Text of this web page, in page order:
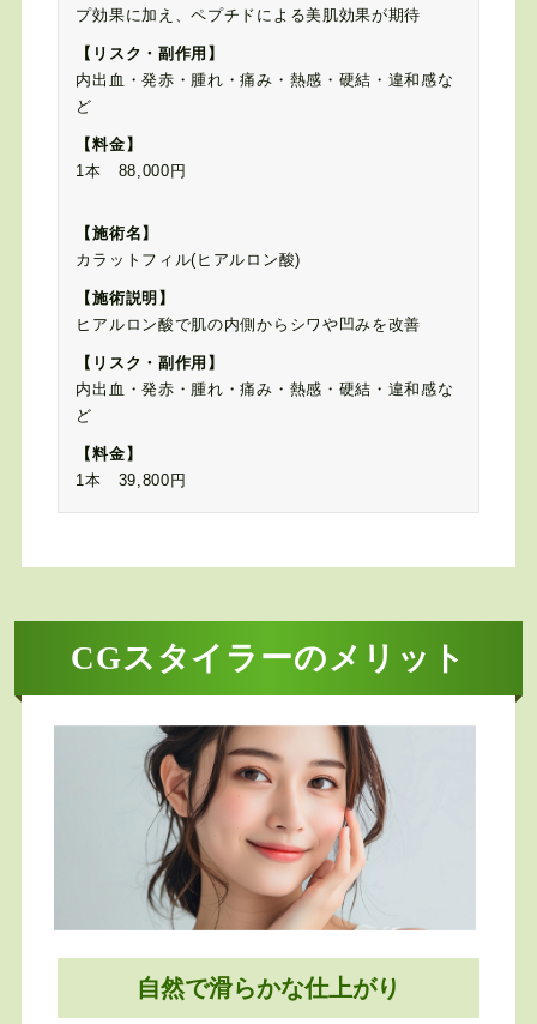
プ効果に加え、ペプチドによる美肌効果が期待
【リスク・副作用】
内出血・発赤・腫れ・痛み・熱感・硬結・違和感な
ど
【料金】
1本 88,000円
【施術名】
カラットフィル(ヒアルロン酸)
【施術説明】
ヒアルロン酸で肌の内側からシワや凹みを改善
【リスク・副作用】
内出血・発赤・腫れ・痛み・熱感・硬結・違和感な
ど
【料金】
1本 39,800円
CGスタイラーのメリット
自然で滑らかな仕上がり